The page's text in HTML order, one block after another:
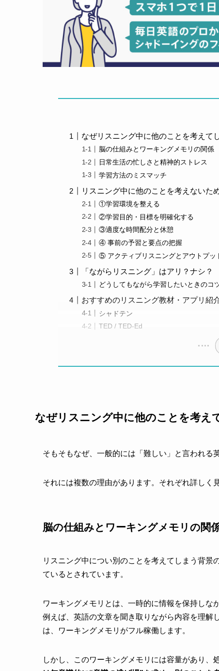
なぜリスニング中に他のことを考えて
脳の仕組みとワーキングメモリの関係
日常生活の忙しさと精神的ストレス
学習方法のミスマッチ
リスニング中に他のことを考えないた
①学習環境を整える
②学習目的・目標を明確化する
③適度な時間配分と休憩
④ 事前の予習と要点の把握
⑤ アクティブリスニングとアウトプッ
「ながらリスニング」はアリ？ナシ？
どうしてもながら学習したいときのコ
おすすめのリスニング教材・アプリ紹
シャドテン
TED / TED-Ed
なぜリスニング中に他のことを考え
そもそもなぜ、一般的には「難しい」と言われる
それには複数の理由があります。それぞれ詳しく
脳の仕組みとワーキングメモリの関
リスニング中につい別のことを考えてしまう背景
ているとされています。
ワーキングメモリとは、一時的に情報を保持しな
例えば、英語の文章を聞き取りながら内容を理解
は、ワーキングメモリがフル稼働します。
しかし、このワーキングメモリには容量があり、